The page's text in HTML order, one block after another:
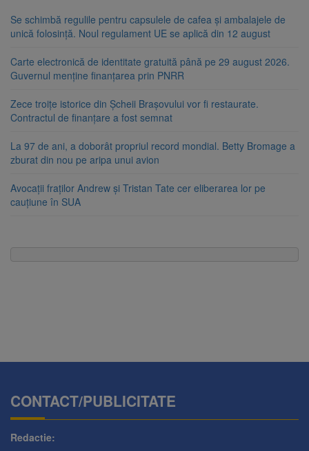
Se schimbă regulile pentru capsulele de cafea și ambalajele de
unică folosință. Noul regulament UE se aplică din 12 august
Carte electronică de identitate gratuită până pe 29 august 2026.
Guvernul menține finanțarea prin PNRR
Zece troițe istorice din Șcheii Brașovului vor fi restaurate.
Contractul de finanțare a fost semnat
La 97 de ani, a doborât propriul record mondial. Betty Bromage a
zburat din nou pe aripa unui avion
Avocații fraților Andrew și Tristan Tate cer eliberarea lor pe
cauțiune în SUA
CONTACT/PUBLICITATE
Redactie: